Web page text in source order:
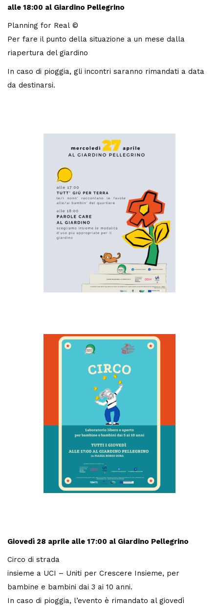
alle 18:00 al Giardino Pellegrino
Planning for Real ©
Per fare il punto della situazione a un mese dalla
riapertura del giardino
In caso di pioggia, gli incontri saranno rimandati a data
da destinarsi.
Giovedì 28 aprile alle 17:00 al Giardino Pellegrino
Circo di strada
insieme a UCI – Uniti per Crescere Insieme, per
bambine e bambini dai 3 ai 10 anni.
In caso di pioggia, l’evento è rimandato al giovedì